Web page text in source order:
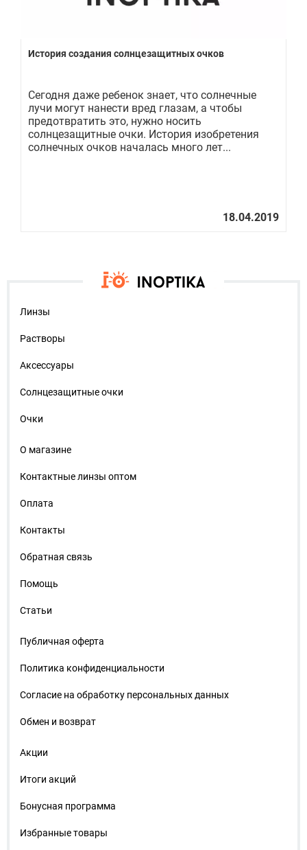
История создания солнцезащитных очков
Сегодня даже ребенок знает, что солнечные
лучи могут нанести вред глазам, а чтобы
предотвратить это, нужно носить
солнцезащитные очки. История изобретения
солнечных очков началась много лет...
Линзы
Растворы
Аксессуары
Солнцезащитные очки
Очки
О магазине
Контактные линзы оптом
Оплата
Контакты
Обратная связь
Помощь
Статьи
Публичная оферта
Политика конфиденциальности
Согласие на обработку персональных данных
Обмен и возврат
Акции
Итоги акций
Бонусная программа
Избранные товары